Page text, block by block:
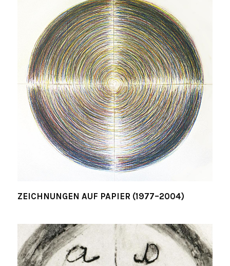
Objekte
Installationen
AUSSTELLUNGEN
PUBLIKATIONEN
IMPRESSUM
ZEICHNUNGEN AUF PAPIER (1977–2004)